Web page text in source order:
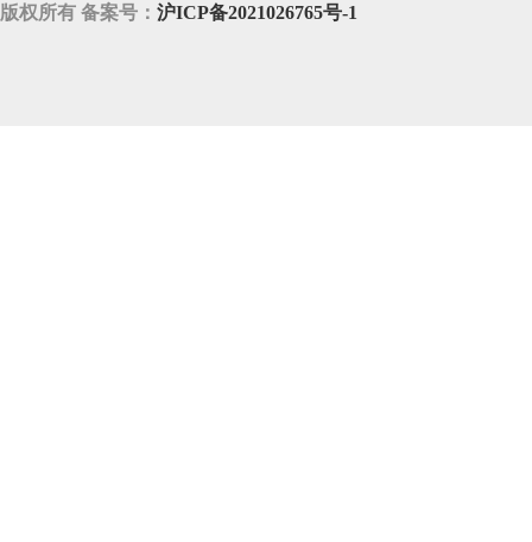
版权所有 备案号： 沪ICP备2021026765号-1